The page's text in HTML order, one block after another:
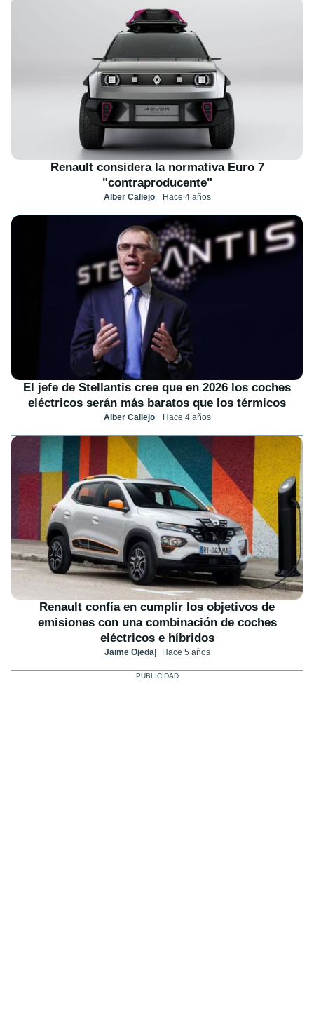
Renault considera la normativa Euro 7
"contraproducente"
Alber Callejo Hace 4 años
El jefe de Stellantis cree que en 2026 los coches
eléctricos serán más baratos que los térmicos
Alber Callejo Hace 4 años
Renault confía en cumplir los objetivos de
emisiones con una combinación de coches
eléctricos e híbridos
Jaime Ojeda Hace 5 años